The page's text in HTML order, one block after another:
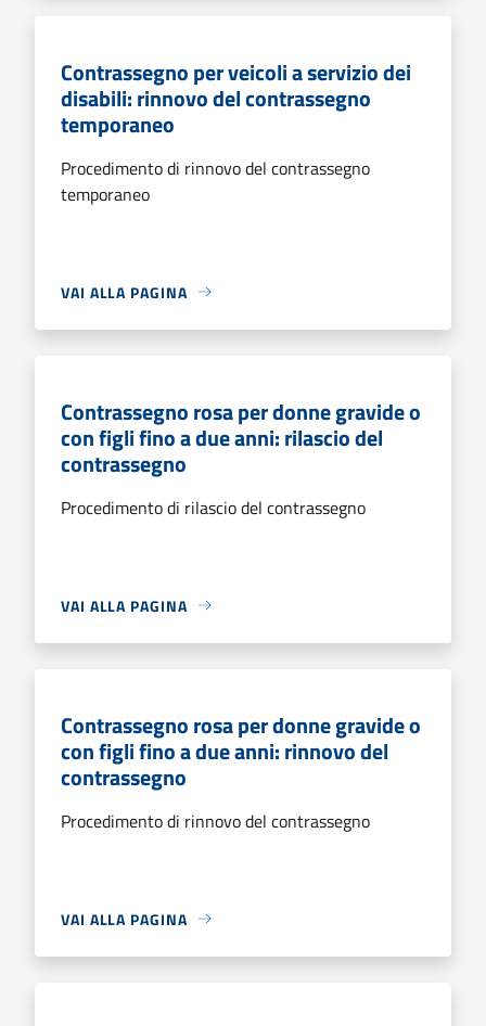
Contrassegno per veicoli a servizio dei
disabili: rinnovo del contrassegno
temporaneo
Procedimento di rinnovo del contrassegno
temporaneo
VAI ALLA PAGINA
Contrassegno rosa per donne gravide o
con figli fino a due anni: rilascio del
contrassegno
Procedimento di rilascio del contrassegno
VAI ALLA PAGINA
Contrassegno rosa per donne gravide o
con figli fino a due anni: rinnovo del
contrassegno
Procedimento di rinnovo del contrassegno
VAI ALLA PAGINA